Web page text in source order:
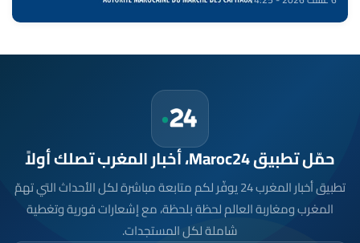
حمّل تطبيق Maroc24، أخبار المغرب تصلك أولاً
تطبيق أخبار المغرب 24 يوفّر لكم متابعة مباشرة لكل الأحداث التي تهمّ
المغرب ومغاربة العالم لحظة بلحظة، مع إشعارات فورية وتغطية
شاملة لكل المستجدات.